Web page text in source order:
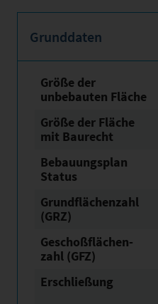
Grunddaten
Größe der
unbebauten Fläche
Größe der Fläche
mit Baurecht
Bebauungsplan
Status
Grundflächen­zahl
(GRZ)
Geschoßflächen­
zahl (GFZ)
Erschließung